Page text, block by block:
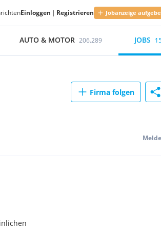
Einloggen | Registrieren Jobanzeige
AUTO & MOTOR 206.289 JOBS
Firma folgen